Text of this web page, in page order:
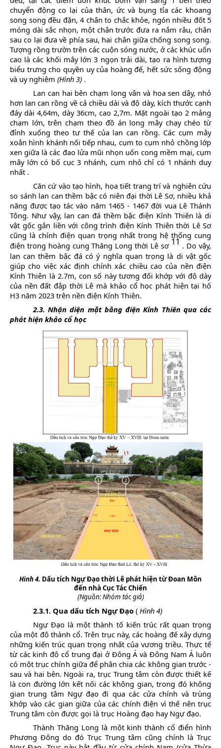
chuyển động co lại của thân, ức và bụng tỉa các khoang
song song đều đặn, 4 chân to chắc khỏe, ngón nhiều đốt 5
móng dài sắc nhọn, một chân trước đưa ra nắm râu, chân
sau co lại đưa về phía sau, hai chân giữa chống song song.
Tượng rồng trườn trên các cuộn sóng nước, ở các khúc uốn
cao là các khối mây lớn 3 ngọn trải dài, tạo ra hình tượng
biểu trưng cho quyền uy của hoàng đế, hết sức sống động
và uy nghiêm (Hình 3) .
Lan can hai bên chạm long vân và hoa sen dây, nhỏ
hơn lan can rồng về cả chiều dài và độ dày, kích thước cạnh
đáy dài 4,64m, dày 36cm, cao 2,7m. Mặt ngoài tạo 2 mảng
chạm lớn, trên chạm theo đồ án long mây chạy chéo từ
đỉnh xuống theo tư thế của lan can rồng. Các cụm mây
xoắn hình khánh nối tiếp nhau, cụm to cụm nhỏ chồng lớp
xen giữa là các đao lửa mũi nhọn uốn cong mềm mại, cụm
mây lớn có bố cục 3 nhánh, cụm nhỏ chỉ có 1 nhánh duy
nhất .
Căn cứ vào tạo hình, họa tiết trang trí và nghiên cứu
so sánh lan can thềm bậc có niên đại thời Lê Sơ, nhiều khả
năng được tạo tác vào năm 1465 - 1467 đời vua Lê Thánh
Tông. Như vậy, lan can đá thềm bậc điện Kính Thiên là di
vật gốc gắn liền với công trình điện Kính Thiên thời Lê Sơ
cũng là chính điện quan trọng nhất trong hệ thống cung
điện trong hoàng cung Thăng Long thời Lê sơ 11 . Do vậy,
lan can thềm bậc đá có ý nghĩa quan trọng là di vật gốc
giúp cho việc xác định chính xác chiều cao của nền điện
Kính Thiên là 2.7m, con số này tương đối khớp với độ dày
của nền đất đắp thời Lê mà khảo cổ học phát hiện tại hố
H3 năm 2023 trên nền điện Kính Thiên.
2.3. Nhận diện mặt bằng điện Kính Thiên qua các
phát hiện khảo cổ học
Hình 4. Dấu tích Ngự Đạo thời Lê phát hiện từ Đoan Môn
đến nhà Cục Tác Chiến
(Nguồn: Nhóm tác giả)
2.3.1. Qua dấu tích Ngự Đạo( Hình 4)
Ngự Đạo là một thành tố kiến trúc rất quan trọng
của một đô thành cổ. Trên trục này, các hoàng đế xây dựng
những kiến trúc quan trọng nhất của vương triều. Thực tế
từ các kinh đô cổ trung đại ở Đông Á và Đông Nam Á luôn
có một trục chính giữa để phân chia các không gian trước -
sau và hai bên. Ngoài ra, trục Trung tâm còn được thiết kế
là con đường lớn kết nối các không gian, trong đó không
gian trung tâm Ngự đạo đi qua các cửa chính và trùng
khớp vào các gian giữa của các chính điện vì thế nên trục
Trung tâm còn được gọi là trục Hoàng đạo hay Ngự đạo.
Thành Thăng Long là một kinh thành cổ điển hình
Phương Đông do đó Trục Trung tâm cũng chính là Trục